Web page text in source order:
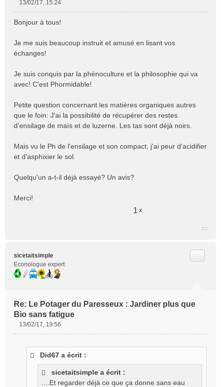
s
a
g
n
u
13/02/17, 15:24
Bonjour à tous!
Je me suis beaucoup instruit et amusé en lisant vos
échanges!
Je suis conquis par la phénoculture et la philosophie qui va
avec! C'est Phormidable!
Petite question concernant les matières organiques autres
que le foin: J'ai la possibilité de récupérer des restes
d'ensilage de maïs et de luzerne. Les tas sont déjà noirs.
Mais vu le Ph de l'ensilage et son compact, j'ai peur d'acidifier
et d'asphixier le sol.
Quelqu'un a-t-il déjà essayé? Un avis?
Merci!
1 x
sicetaitsimple
Econologue expert
Re: Le Potager du Paresseux : Jardiner plus que
Bio sans fatigue
13/02/17, 19:56
Did67 a écrit :
sicetaitsimple a écrit :
....Et regarder déjà ce que ça donne sans eau